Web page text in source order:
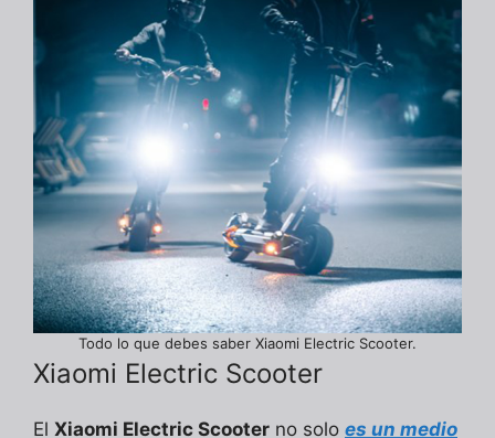
Todo lo que debes saber Xiaomi Electric Scooter.
Xiaomi Electric Scooter
El Xiaomi Electric Scooter no solo es un medio